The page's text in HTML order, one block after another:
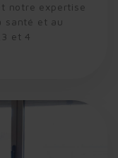
notre expertise
santé et au
et 4